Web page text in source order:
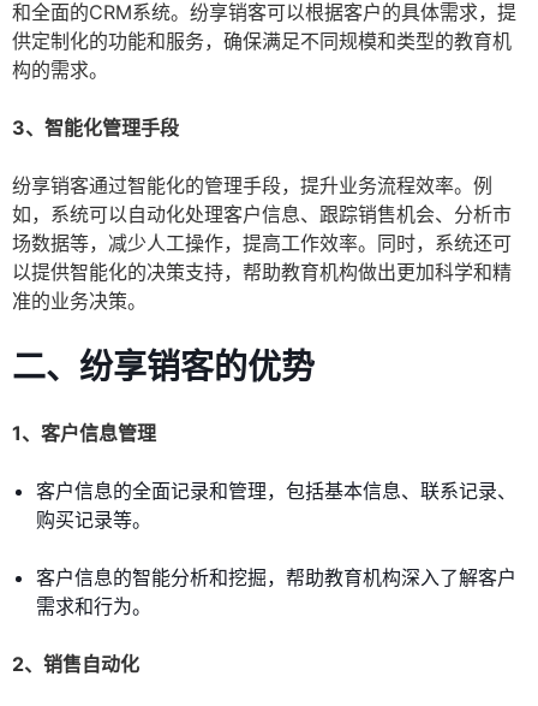
和全面的CRM系统。纷享销客可以根据客户的具体需求，提
供定制化的功能和服务，确保满足不同规模和类型的教育机
构的需求。
3、智能化管理手段
纷享销客通过智能化的管理手段，提升业务流程效率。例
如，系统可以自动化处理客户信息、跟踪销售机会、分析市
场数据等，减少人工操作，提高工作效率。同时，系统还可
以提供智能化的决策支持，帮助教育机构做出更加科学和精
准的业务决策。
二、纷享销客的优势
1、客户信息管理
客户信息的全面记录和管理，包括基本信息、联系记录、
购买记录等。
客户信息的智能分析和挖掘，帮助教育机构深入了解客户
需求和行为。
2、销售自动化